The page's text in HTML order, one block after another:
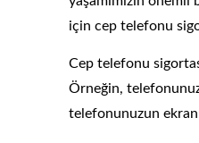
için cep telefonu
Cep telefonu
Örneğin,
telefonunuzun